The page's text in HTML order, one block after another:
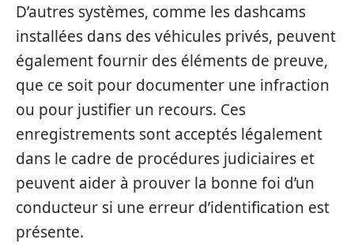
D’autres systèmes, comme les dashcams
installées dans des véhicules privés, peuvent
également fournir des éléments de preuve,
que ce soit pour documenter une infraction
ou pour justifier un recours. Ces
enregistrements sont acceptés légalement
dans le cadre de procédures judiciaires et
peuvent aider à prouver la bonne foi d’un
conducteur si une erreur d’identification est
présente.